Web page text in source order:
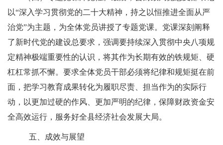
以“深入学习贯彻党的二十大精神，持之以恒推进全面从严
治党”为主题，为全体党员讲授了专题党课。党课深刻阐释
了新时代党的建设总要求，强调要持续深入贯彻中央八项规
定精神极端重要性的认识，将其作为长期有效的铁规矩、硬
杠杠常抓不懈。要求全体党员干部必须将纪律和规矩挺在前
面，把学习教育成果转化为履职尽责、担当作为的实际行
动，以更加过硬的作风、更加严明的纪律，保障财政资金安
全高效运行，服务好全县经济社会发展大局。
五、 成效与展望